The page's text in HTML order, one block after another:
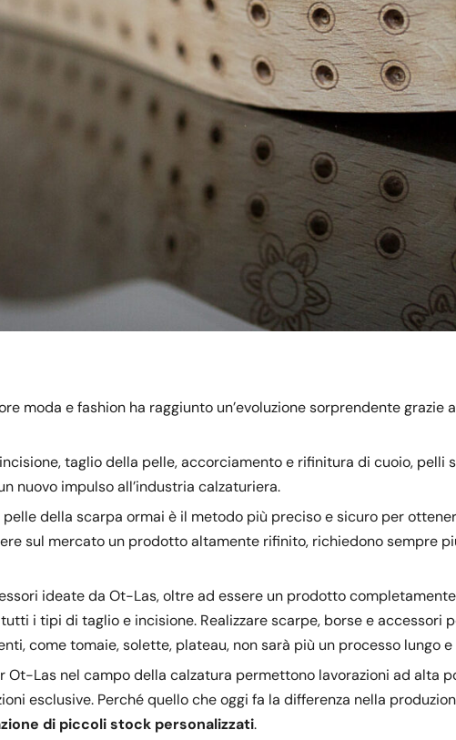
moda e fashion ha raggiunto un’evoluzione sorprendente grazie
taglio della pelle, accorciamento e rifinitura di cuoio, pelli
nuovo impulso all’industria calzaturiera.
della scarpa ormai è il metodo più preciso e sicuro per
sul mercato un prodotto altamente rifinito, richiedono sempre
ideate da Ot-Las, oltre ad essere un prodotto
i tipi di taglio e incisione. Realizzare scarpe, borse e accessori
come tomaie, solette, plateau, non sarà più un processo lungo
Las nel campo della calzatura permettono lavorazioni ad alta
esclusive. Perché quello che oggi fa la differenza nella
di piccoli stock personalizzati.